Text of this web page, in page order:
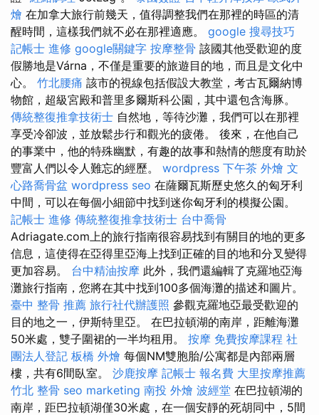
燴 在加拿大旅行前幾天，值得調整我們在那裡的時區的清
醒時間，這樣我們就不必在那裡適應。 google 搜尋技巧
記帳士 進修 google關鍵字 按摩整骨 該國其他受歡迎的度
假勝地是Várna，不僅是重要的旅遊目的地，而且是文化中
心。 竹北腰痛 該市的視線包括假設大教堂，考古瓦爾納博
物館，超級宮殿和普里多爾斯科公園，其中還包含海豚。
傳統整復推拿技術士 自然地，等待沙灘，我們可以在那裡
享受冷卻波，並放鬆步行和觀光的疲倦。 後來，在他自己
的事業中，他的特殊幽默，有趣的故事和熱情的態度有助於
豐富人們以令人難忘的經歷。 wordpress 下午茶 外燴 文
心路喬骨盆 wordpress seo 在薩爾瓦斯歷史悠久的匈牙利
中間，可以在每個小細節中找到迷你匈牙利的模擬公園。
記帳士 進修 傳統整復推拿技術士 台中喬骨
Adriagate.com上的旅行指南很容易找到有關目的地的更多
信息，這使得在亞得里亞海上找到正確的目的地和分叉變得
更加容易。 台中精油按摩 此外，我們還編輯了克羅地亞海
灘旅行指南，您將在其中找到100多個海灘的描述和圖片。
臺中 整骨 推薦 旅行社代辦護照 參觀克羅地亞最受歡迎的
目的地之一，伊斯特里亞。 在巴拉頓湖的南岸，距離海灘
50米處，雙子圍裙的一半均租用。 按摩 免費按摩課程 社
團法人登記 板橋 外燴 每個NM雙胞胎/公寓都是內部兩層
樓，共有6間臥室。 沙鹿按摩 記帳士 報名費 大里按摩推薦
竹北 整骨 seo marketing 南投 外燴 波經堂 在巴拉頓湖的
南岸，距巴拉頓湖僅30米處，在一個安靜的死胡同中，5間